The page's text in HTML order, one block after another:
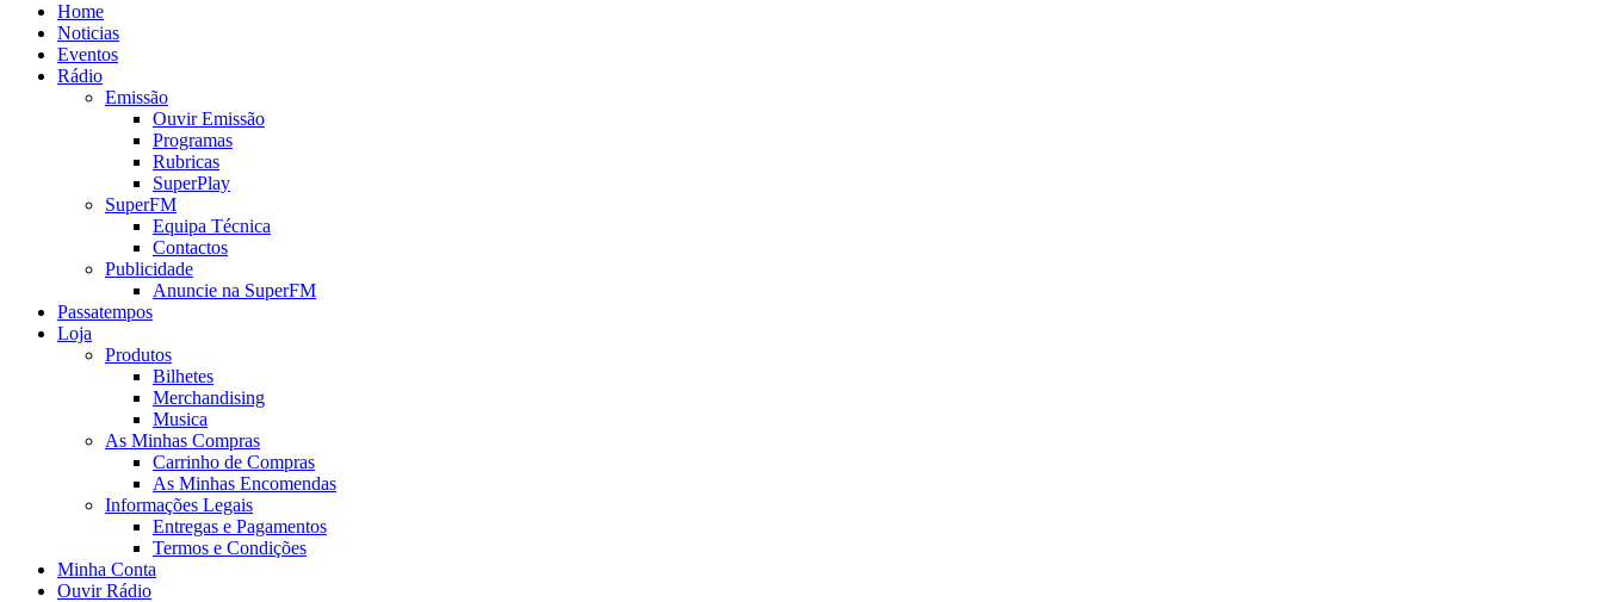
Home
Noticias
Eventos
Rádio
Emissão
Ouvir Emissão
Programas
Rubricas
SuperPlay
SuperFM
Equipa Técnica
Contactos
Publicidade
Anuncie na SuperFM
Passatempos
Loja
Produtos
Bilhetes
Merchandising
Musica
As Minhas Compras
Carrinho de Compras
As Minhas Encomendas
Informações Legais
Entregas e Pagamentos
Termos e Condições
Minha Conta
Ouvir Rádio